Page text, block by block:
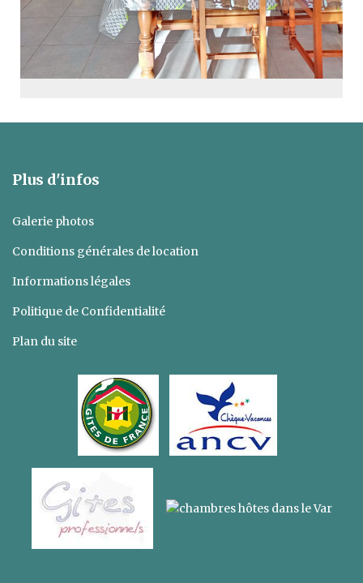
Plus d'infos
Galerie photos
Conditions générales de location
Informations légales
Politique de Confidentialité
Plan du site